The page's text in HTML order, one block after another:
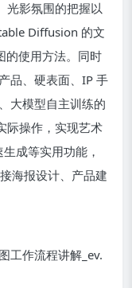
光影氛围的把握以
Diffusion 的文
的使用方法。同时
品、硬表面、IP 手
大模型自主训练的
际操作，实现艺术
成等实用功能，
海报设计、产品建
工作流程讲解_ev.